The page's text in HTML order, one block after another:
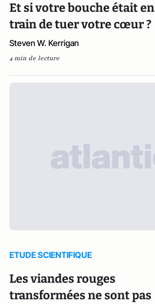
Et si votre bouche était en
train de tuer votre cœur ?
Steven W. Kerrigan
4 min de lecture
ETUDE SCIENTIFIQUE
Les viandes rouges
transformées ne sont pas